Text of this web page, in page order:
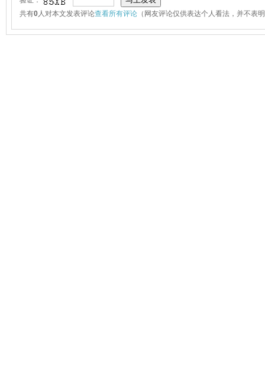
共有0人对本文发表评论查看所有评论 （网友评论仅供表达个人看法，并不表